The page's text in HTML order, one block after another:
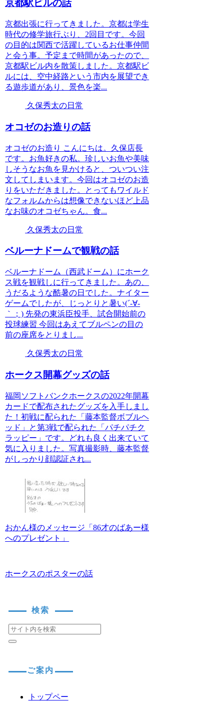
京都駅ビルの話
京都出張に行ってきました。京都は学生
時代の修学旅行ぶり、2回目です。今回
の目的は関西で活躍しているお仕事仲間
と会う事。予定まで時間があったので、
京都駅ビル内を散策しました。京都駅ビ
ルには、空中経路という市内を展望でき
る遊歩道があり、景色を楽...
久保秀太の日常
オコゼのお造りの話
オコゼのお造り こんにちは。久保店長
です。お魚好きの私。珍しいお魚や美味
しそうなお魚を見かけると、ついつい注
文してしまいます。今回はオコゼのお造
りをいただきました。とってもワイルド
なフォルムからは想像できないほど上品
なお味のオコゼちゃん。食...
久保秀太の日常
ベルーナドームで観戦の話
ベルーナドーム（西武ドーム）にホーク
ス戦を観戦しに行ってきました。あの、
うだるような酷暑の日でした。ナイター
ゲームでしたが、じっとりと暑い(´-∀-
｀；) 先発の東浜臣投手、試合開始前の
投球練習 今回はあえてブルペンの目の
前の座席をとりまし...
久保秀太の日常
ホークス開幕グッズの話
福岡ソフトバンクホークスの2022年開幕
カードで配布されたグッズを入手しまし
た！初戦に配られた「藤本監督ボブルヘ
ッド」と第3戦で配られた「パチパチク
ラッピー」です。どれも良く出来ていて
気に入りました。写真撮影時、藤本監督
がしっかり顔認証され...
おかん様のメッセージ「86才のばあー様
へのプレゼント」
ホークスのポスターの話
検索
ご案内
トップペー